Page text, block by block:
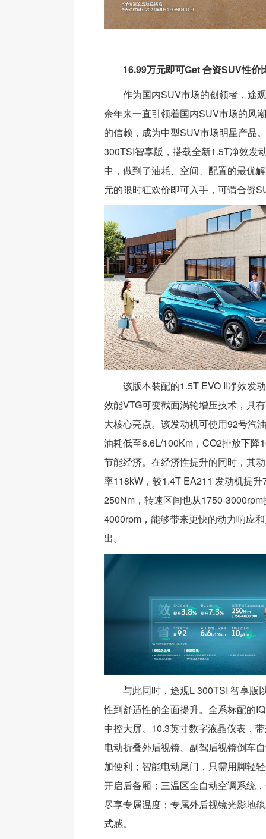
16.99万元即可Get 合资SUV性价
作为国内SUV市场的创领者，途
余年来一直引领着国内SUV市场的风
的信赖，成为中型SUV市场明星产品
300TSI智享版，搭载全新1.5T净效发
中，做到了油耗、空间、配置的最优
元的限时狂欢价即可入手，可谓合资
该版本装配的1.5T EVO II净效发
效能VTG可变截面涡轮增压技术，具
大核心亮点。该发动机可使用92号汽
油耗低至6.6L/100Km，CO2排放下降
节能经济。在经济性提升的同时，其
率118kW，较1.4T EA211 发动机提
250Nm，转速区间也从1750-
4000rpm，能够带来更快的动力响应
出。
与此同时，途观L 300TSI 智享版
性到舒适性的全面提升。全系标配的
中控大屏、10.3英寸数字液晶仪表，
电动折叠外后视镜、副驾后视镜倒车
加便利；智能电动尾门，只需用脚轻
开启后备厢；三温区全自动空调系统
尽享专属温度；专属外后视镜光影地
式感。